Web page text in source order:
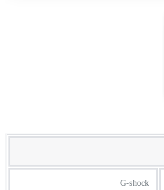
G-shock